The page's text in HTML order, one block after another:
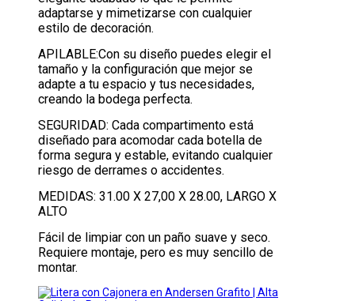
adaptarse y mimetizarse con cualquier
estilo de decoración.
APILABLE:Con su diseño puedes elegir el
tamaño y la configuración que mejor se
adapte a tu espacio y tus necesidades,
creando la bodega perfecta.
SEGURIDAD: Cada compartimento está
diseñado para acomodar cada botella de
forma segura y estable, evitando cualquier
riesgo de derrames o accidentes.
MEDIDAS: 31.00 X 27,00 X 28.00, LARGO X
ALTO
Fácil de limpiar con un paño suave y seco.
Requiere montaje, pero es muy sencillo de
montar.